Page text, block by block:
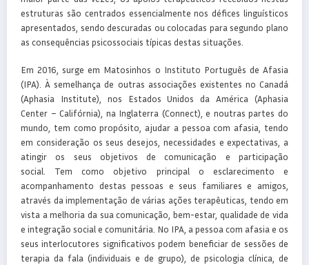
estruturas são centrados essencialmente nos défices linguísticos
apresentados, sendo descuradas ou colocadas para segundo plano
as consequências psicossociais típicas destas situações.
Em 2016, surge em Matosinhos o Instituto Português de Afasia
(IPA). À semelhança de outras associações existentes no Canadá
(Aphasia Institute), nos Estados Unidos da América (Aphasia
Center – Califórnia), na Inglaterra (Connect), e noutras partes do
mundo, tem como propósito, ajudar a pessoa com afasia, tendo
em consideração os seus desejos, necessidades e expectativas, a
atingir os seus objetivos de comunicação e participação
social. Tem como objetivo principal o esclarecimento e
acompanhamento destas pessoas e seus familiares e amigos,
através da implementação de várias ações terapêuticas, tendo em
vista a melhoria da sua comunicação, bem-estar, qualidade de vida
e integração social e comunitária. No IPA, a pessoa com afasia e os
seus interlocutores significativos podem beneficiar de sessões de
terapia da fala (individuais e de grupo), de psicologia clínica, de